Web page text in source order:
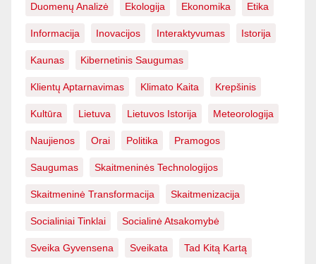
Duomenų Analizė Ekologija Ekonomika Etika
Informacija Inovacijos Interaktyvumas Istorija
Kaunas Kibernetinis Saugumas
Klientų Aptarnavimas Klimato Kaita Krepšinis
Kultūra Lietuva Lietuvos Istorija Meteorologija
Naujienos Orai Politika Pramogos
Saugumas Skaitmeninės Technologijos
Skaitmeninė Transformacija Skaitmenizacija
Socialiniai Tinklai Socialinė Atsakomybė
Sveika Gyvensena Sveikata Tad Kitą Kartą